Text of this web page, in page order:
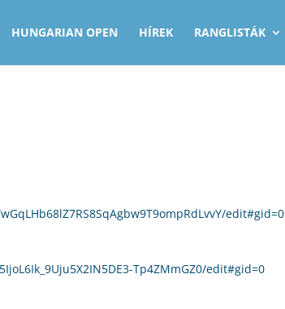
HUNGARIAN OPEN HÍREK RANGLISTÁK
edit#gid=0
Tp4ZMmGZ0/edit#gid=0